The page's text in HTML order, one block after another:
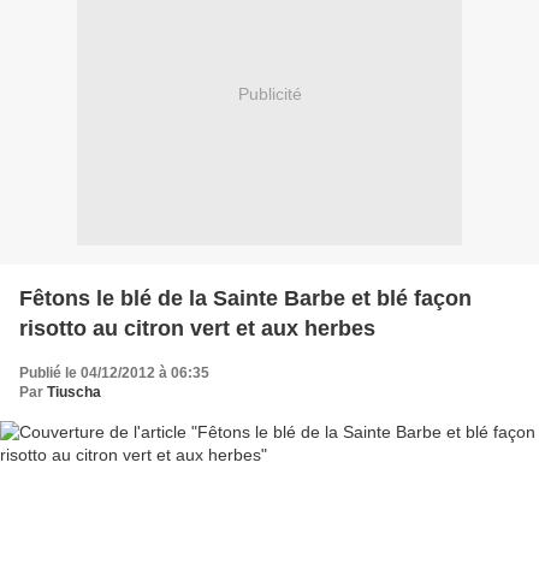
Publicité
Fêtons le blé de la Sainte Barbe et blé façon
risotto au citron vert et aux herbes
Publié le 04/12/2012 à 06:35
Par Tiuscha